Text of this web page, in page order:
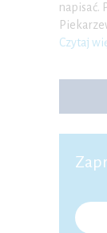
napisać.
Czytaj